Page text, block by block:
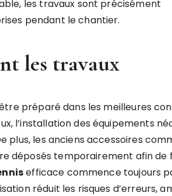
les travaux sont précisément
pendant le chantier.
les travaux
préparé dans les meilleures
l’installation des équipements
plus, les anciens accessoires
déposés temporairement afin de
efficace commence toujours
réduit les risques d’erreurs,